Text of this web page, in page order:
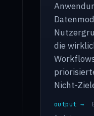
die
Nicht-
output →